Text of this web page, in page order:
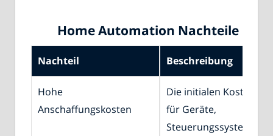
Home Automation Nachteile
Nachteil Beschreibung
Hohe
Anschaffungskosten
Die initialen Kosten
für Geräte,
Steuerungssysteme